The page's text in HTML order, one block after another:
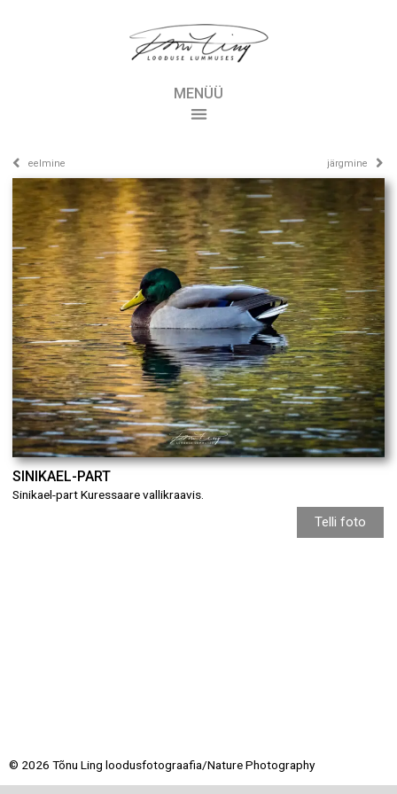
MENÜÜ
eelmine järgmine
SINIKAEL-PART
Sinikael-part Kuressaare vallikraavis.
Telli foto
© 2026 Tõnu Ling loodusfotograafia/Nature Photography